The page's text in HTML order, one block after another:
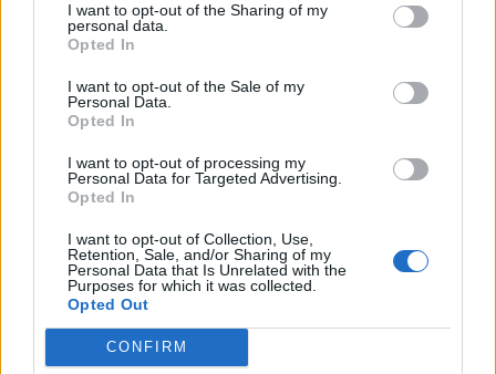
I want to opt-out of the Sharing of my
personal data.
Opted In
I want to opt-out of the Sale of my
Personal Data.
Opted In
I want to opt-out of processing my
Personal Data for Targeted Advertising.
Opted In
I want to opt-out of Collection, Use,
Retention, Sale, and/or Sharing of my
Personal Data that Is Unrelated with the
Purposes for which it was collected.
Opted Out
CONFIRM